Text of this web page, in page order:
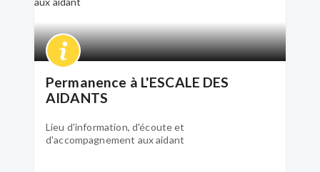
Permanence à L'ESCALE DES
AIDANTS
Lieu d'information, d'écoute et
d'accompagnement aux aidant